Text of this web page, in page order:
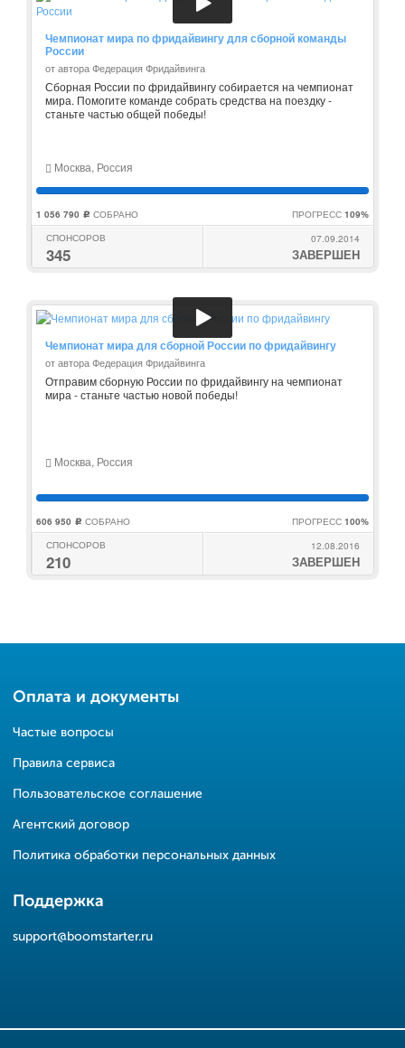
Чемпионат мира по фридайвингу для сборной команды
России
от автора Федерация Фридайвинга
Сборная России по фридайвингу собирается на чемпионат
мира. Помогите команде собрать средства на поездку -
станьте частью общей победы!
Москва, Россия
1 056 790 c СОБРАНО ПРОГРЕСС 109%
СПОНСОРОВ
345
07.09.2014
ЗАВЕРШЕН
Чемпионат мира для сборной России по фридайвингу
от автора Федерация Фридайвинга
Отправим сборную России по фридайвингу на чемпионат
мира - станьте частью новой победы!
Москва, Россия
606 950 c СОБРАНО ПРОГРЕСС 100%
СПОНСОРОВ
210
12.08.2016
ЗАВЕРШЕН
Оплата и документы
Частые вопросы
Правила сервиса
Пользовательское соглашение
Агентский договор
Политика обработки персональных данных
Поддержка
support@boomstarter.ru